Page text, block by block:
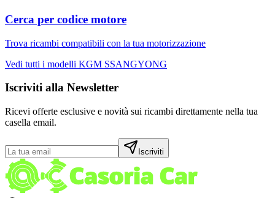
Cerca per codice motore
Trova ricambi compatibili con la tua motorizzazione
Vedi tutti i modelli KGM SSANGYONG
Iscriviti alla Newsletter
Ricevi offerte esclusive e novità sui ricambi direttamente nella tua
casella email.
Iscriviti